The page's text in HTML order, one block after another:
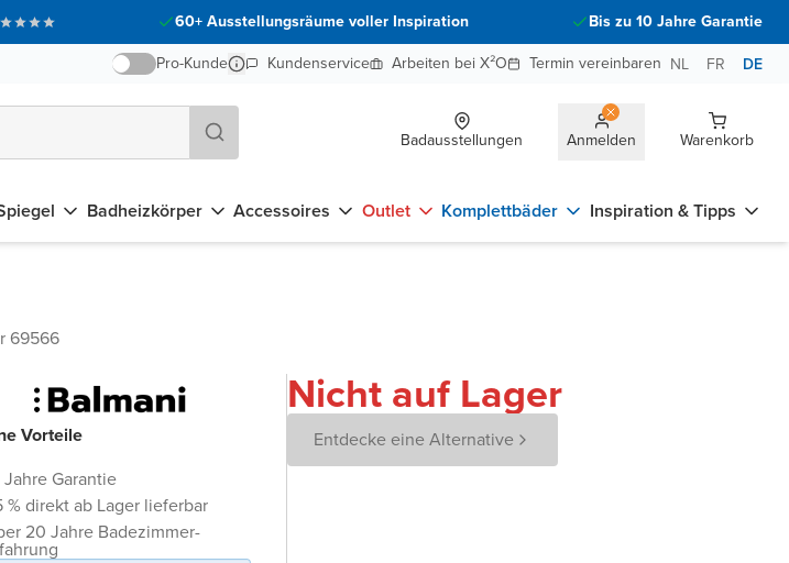
60+ Ausstellungsräume voller Inspiration
Bis zu 10 Jahre Garantie
Pro-Kunde
Kundenservice Arbeiten bei X²O Termin vereinbaren NL FR DE
Badausstellungen Anmelden Warenkorb
Badheizkörper Accessoires Outlet Komplettbäder Inspiration & Tipps
69566
Vorteile
Jahre Garantie
% direkt ab Lager lieferbar
20 Jahre Badezimmer-
Nicht auf Lager
Entdecke eine Alternative